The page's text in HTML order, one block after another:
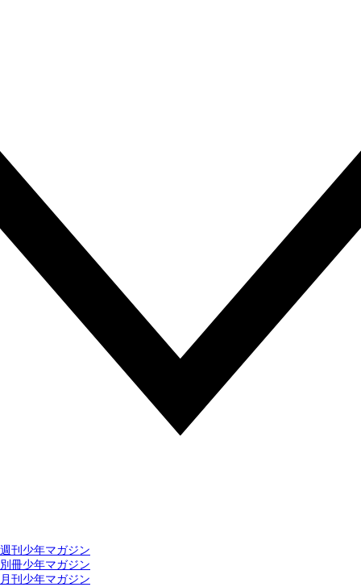
週刊少年マガジン
別冊少年マガジン
月刊少年マガジン